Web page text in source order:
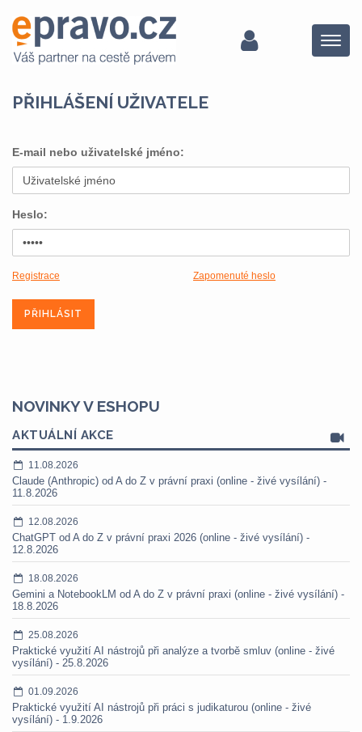
Menu
PŘIHLÁŠENÍ UŽIVATELE
E-mail nebo uživatelské jméno:
Heslo:
Registrace Zapomenuté heslo
NOVINKY V ESHOPU
AKTUÁLNÍ AKCE
11.08.2026
Claude (Anthropic) od A do Z v právní praxi (online - živé vysílání) -
11.8.2026
12.08.2026
ChatGPT od A do Z v právní praxi 2026 (online - živé vysílání) -
12.8.2026
18.08.2026
Gemini a NotebookLM od A do Z v právní praxi (online - živé vysílání) -
18.8.2026
25.08.2026
Praktické využití AI nástrojů při analýze a tvorbě smluv (online - živé
vysílání) - 25.8.2026
01.09.2026
Praktické využití AI nástrojů při práci s judikaturou (online - živé
vysílání) - 1.9.2026